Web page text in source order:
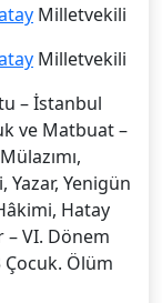
Milletvekili
Milletvekili
– İstanbul
ve Matbuat –
Yenigün
Hatay
– VI. Dönem
Çocuk. Ölüm